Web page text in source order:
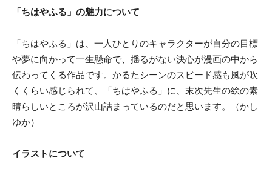
「ちはやふる」の魅力について
「ちはやふる」は、一人ひとりのキャラクターが自分の目標
や夢に向かって一生懸命で、揺るがない決心が漫画の中から
伝わってくる作品です。かるたシーンのスピード感も風が吹
くくらい感じられて、「ちはやふる」に、末次先生の絵の素
晴らしいところが沢山詰まっているのだと思います。（かし
ゆか）
イラストについて